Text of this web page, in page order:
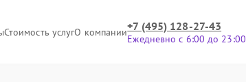
Стоимость услугО компании+7 (495) 128-27-43
Ежедневно с 6:00 до 23:00